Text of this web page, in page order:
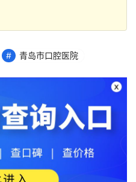
青岛市口腔医院